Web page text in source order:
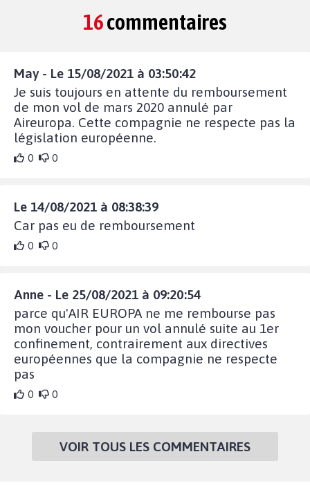
16commentaires
May - Le 15/08/2021 à 03:50:42
Je suis toujours en attente du remboursement
de mon vol de mars 2020 annulé par
Aireuropa. Cette compagnie ne respecte pas la
législation européenne.
0 0
Le 14/08/2021 à 08:38:39
Car pas eu de remboursement
0 0
Anne - Le 25/08/2021 à 09:20:54
parce qu'AIR EUROPA ne me rembourse pas
mon voucher pour un vol annulé suite au 1er
confinement, contrairement aux directives
européennes que la compagnie ne respecte
pas
0 0
VOIR TOUS LES COMMENTAIRES